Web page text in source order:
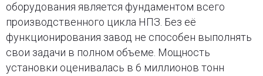
оборудования является фундаментом всего
производственного цикла НПЗ. Без её
функционирования завод не способен выполнять
свои задачи в полном объеме. Мощность
установки оценивалась в 6 миллионов тонн